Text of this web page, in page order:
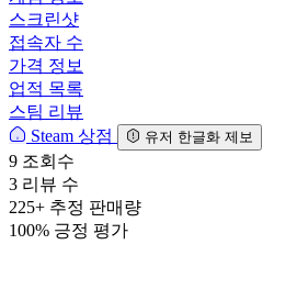
스크린샷
접속자 수
가격 정보
업적 목록
스팀 리뷰
Steam 상점
유저 한글화 제보
9 조회수
3 리뷰 수
225+ 추정 판매량
100% 긍정 평가